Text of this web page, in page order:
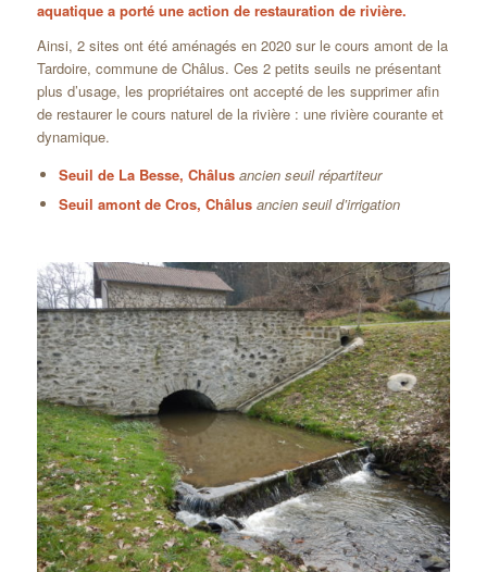
aquatique a porté une action de restauration de rivière.
Ainsi, 2 sites ont été aménagés en 2020 sur le cours amont de la
Tardoire, commune de Châlus. Ces 2 petits seuils ne présentant
plus d’usage, les propriétaires ont accepté de les supprimer afin
de restaurer le cours naturel de la rivière : une rivière courante et
dynamique.
Seuil de La Besse, Châlusancien seuil répartiteur
Seuil amont de Cros, Châlusancien seuil d’irrigation
agrandir